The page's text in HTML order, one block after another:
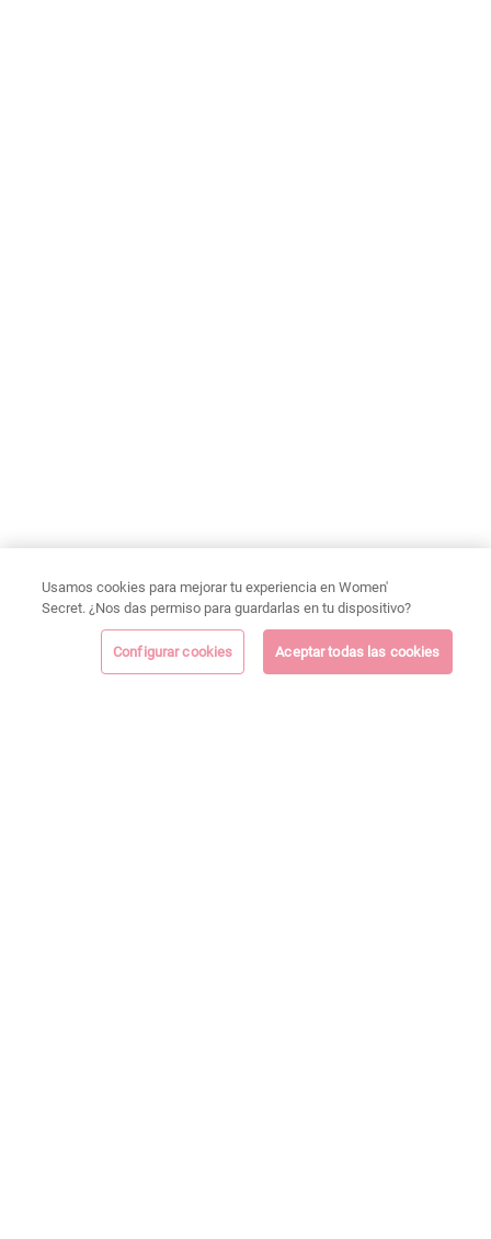
Usamos cookies para mejorar tu experiencia en Women'
Secret. ¿Nos das permiso para guardarlas en tu dispositivo?
Configurar cookies Aceptar todas las cookies